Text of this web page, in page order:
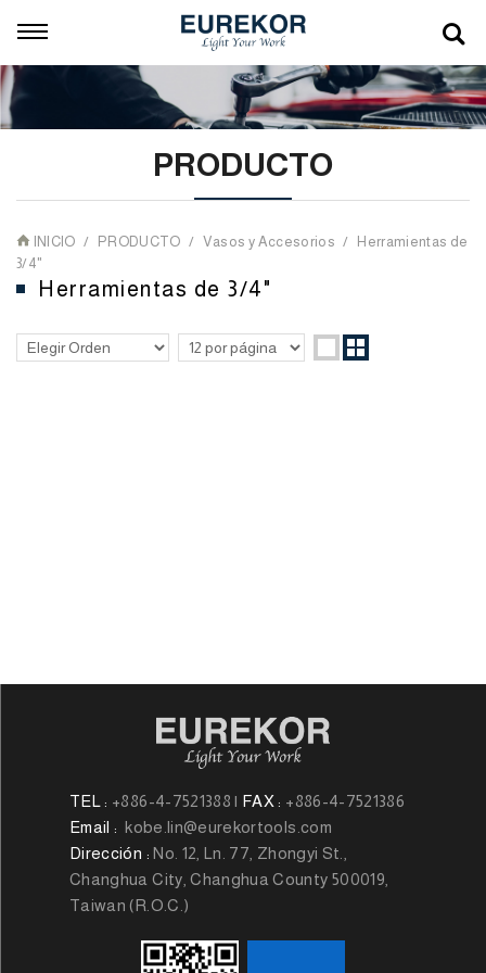
PRODUCTO
INICIO PRODUCTO Vasos y Accesorios
Herramientas de
3/4"
Herramientas de 3/4"
TEL : +886-4-7521388 | FAX : +886-4-7521386
Email : kobe.lin@eurekortools.com
Dirección :No. 12, Ln. 77, Zhongyi St.,
Changhua City, Changhua County 500019,
Taiwan (R.O.C.)